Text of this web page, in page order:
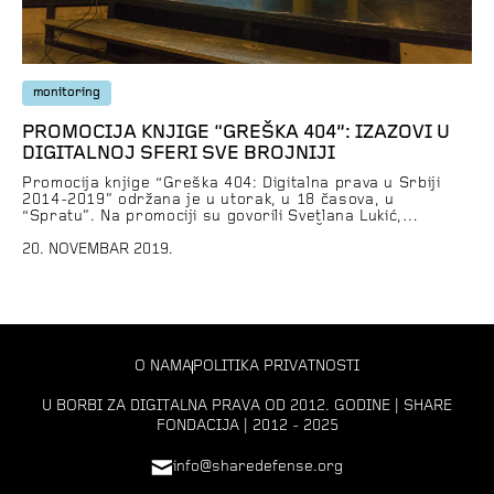
monitoring
PROMOCIJA KNJIGE “GREŠKA 404”: IZAZOVI U
DIGITALNOJ SFERI SVE BROJNIJI
Promocija knjige “Greška 404: Digitalna prava u Srbiji
2014-2019” održana je u utorak, u 18 časova, u
“Spratu”. Na promociji su govorili Svetlana Lukić,
Poverenik za informacije od javnog značaja i zaštitu
20. NOVEMBAR 2019.
O NAMA POLITIKA PRIVATNOSTI
U BORBI ZA DIGITALNA PRAVA OD 2012. GODINE | SHARE
FONDACIJA | 2012 - 2025
info@sharedefense.org